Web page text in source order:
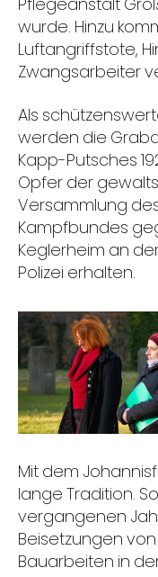
Pflegeanstalt
wurde. Hinzu
Luftangriffstote,
Zwangsarbeiter
Als
werden die
Kapp-Putsches
Opfer der
Versammlung
Kampfbundes
Keglerheim an
Polizei erhalten.
Mit dem
lange Tradition.
vergangenen
Beisetzungen
Bauarbeiten in